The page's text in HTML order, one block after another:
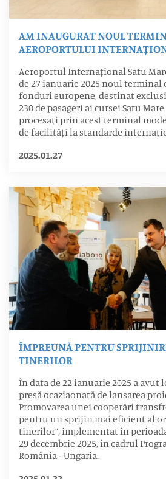
AM INAUGURAT NOUL
AEROPORTULUI
Aeroportul Internațional Satu
de 27 ianuarie 2025 noul
fonduri europene, destinat
230 de pasageri ai cursei Satu
procesați prin acest terminal
de facilități la standarde
2025.01.27
ÎMPREUNĂ PENTRU
TINERILOR
În data de 22 ianuarie 2025 a avut
presă ocaziaonată de lansarea
Promovarea unei cooperări
pentru un sprijin mai eficient al
tinerilor”, implementat în
29 decembrie 2025, în cadrul
România - Ungaria.